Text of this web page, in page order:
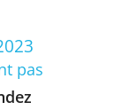
pas